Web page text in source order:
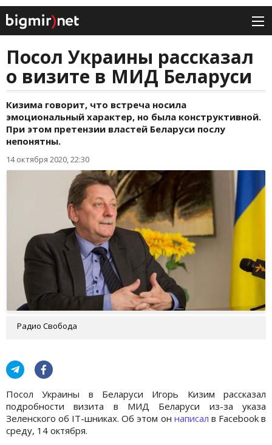
Посол Украины рассказал
о визите в МИД Беларуси
Кизима говорит, что встреча носила
эмоциональный характер, но была конструктивной.
При этом претензии властей Беларуси послу
непонятны.
14 октября 2020, 22:30
Радио Свобода
Посол Украины в Беларуси Игорь Кизим рассказал
подробности визита в МИД Беларуси из-за указа
Зеленского об IT-шниках. Об этом он написал в Facebook в
среду, 14 октября.